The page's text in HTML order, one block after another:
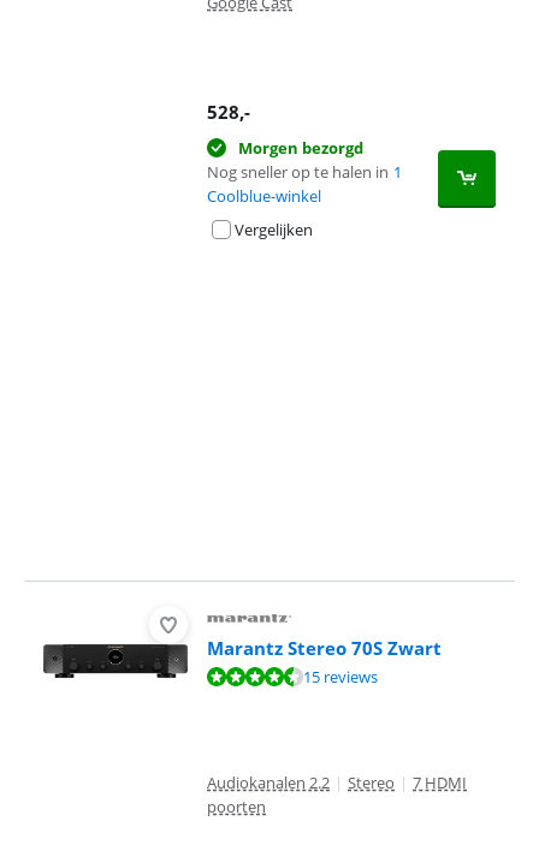
528,-
Morgen bezorgd
Nog sneller op te halen in 1
Coolblue-winkel
Vergelijken
Marantz Stereo 70S Zwart
Beoordeling is 8,8 van de 10, gebaseerd op 15 reviews.
15 reviews
Audiokanalen 2.2 | Stereo | 7 HDMI
poorten